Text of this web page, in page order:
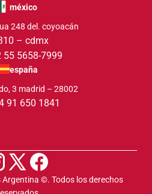
méxico
248 del. coyoacán
– cdmx
55 5658-7999
españa
3 madrid – 28002
91 650 1841
Argentina ©️. Todos los derechos